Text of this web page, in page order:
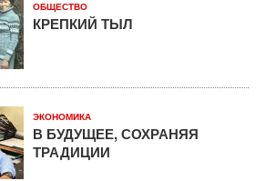
ОБЩЕСТВО
КРЕПКИЙ ТЫЛ
ЭКОНОМИКА
В БУДУЩЕЕ, СОХРАНЯЯ
ТРАДИЦИИ